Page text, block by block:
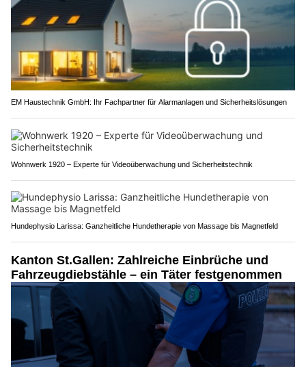
EM Haustechnik GmbH: Ihr Fachpartner für Alarmanlagen und Sicherheitslösungen
Wohnwerk 1920 – Experte für Videoüberwachung und Sicherheitstechnik
Hundephysio Larissa: Ganzheitliche Hundetherapie von Massage bis Magnetfeld
Kanton St.Gallen: Zahlreiche Einbrüche und
Fahrzeugdiebstähle – ein Täter festgenommen